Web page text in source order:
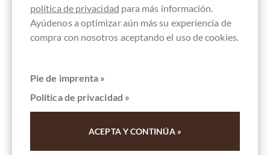
Qantu
política de privacidad para más información.
Ayúdenos a optimizar aún más su experiencia de
compra con nosotros aceptando el uso de cookies.
Pie de imprenta »
Política de privacidad »
ACEPTA Y CONTINÚA »